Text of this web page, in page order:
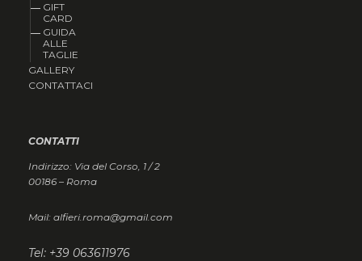
GIFT
CARD
GUIDA
ALLE
TAGLIE
GALLERY
CONTATTACI
CONTATTI
Indirizzo: Via del Corso, 1 / 2
00186 – Roma
Mail: alfieri.roma@gmail.com
Tel: +39 063611976